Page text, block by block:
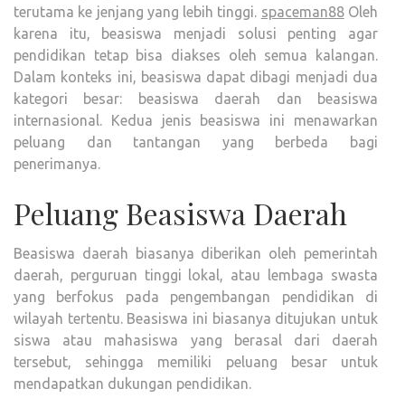
terutama ke jenjang yang lebih tinggi. spaceman88Oleh
karena itu, beasiswa menjadi solusi penting agar
pendidikan tetap bisa diakses oleh semua kalangan.
Dalam konteks ini, beasiswa dapat dibagi menjadi dua
kategori besar: beasiswa daerah dan beasiswa
internasional. Kedua jenis beasiswa ini menawarkan
peluang dan tantangan yang berbeda bagi
penerimanya.
Peluang Beasiswa Daerah
Beasiswa daerah biasanya diberikan oleh pemerintah
daerah, perguruan tinggi lokal, atau lembaga swasta
yang berfokus pada pengembangan pendidikan di
wilayah tertentu. Beasiswa ini biasanya ditujukan untuk
siswa atau mahasiswa yang berasal dari daerah
tersebut, sehingga memiliki peluang besar untuk
mendapatkan dukungan pendidikan.